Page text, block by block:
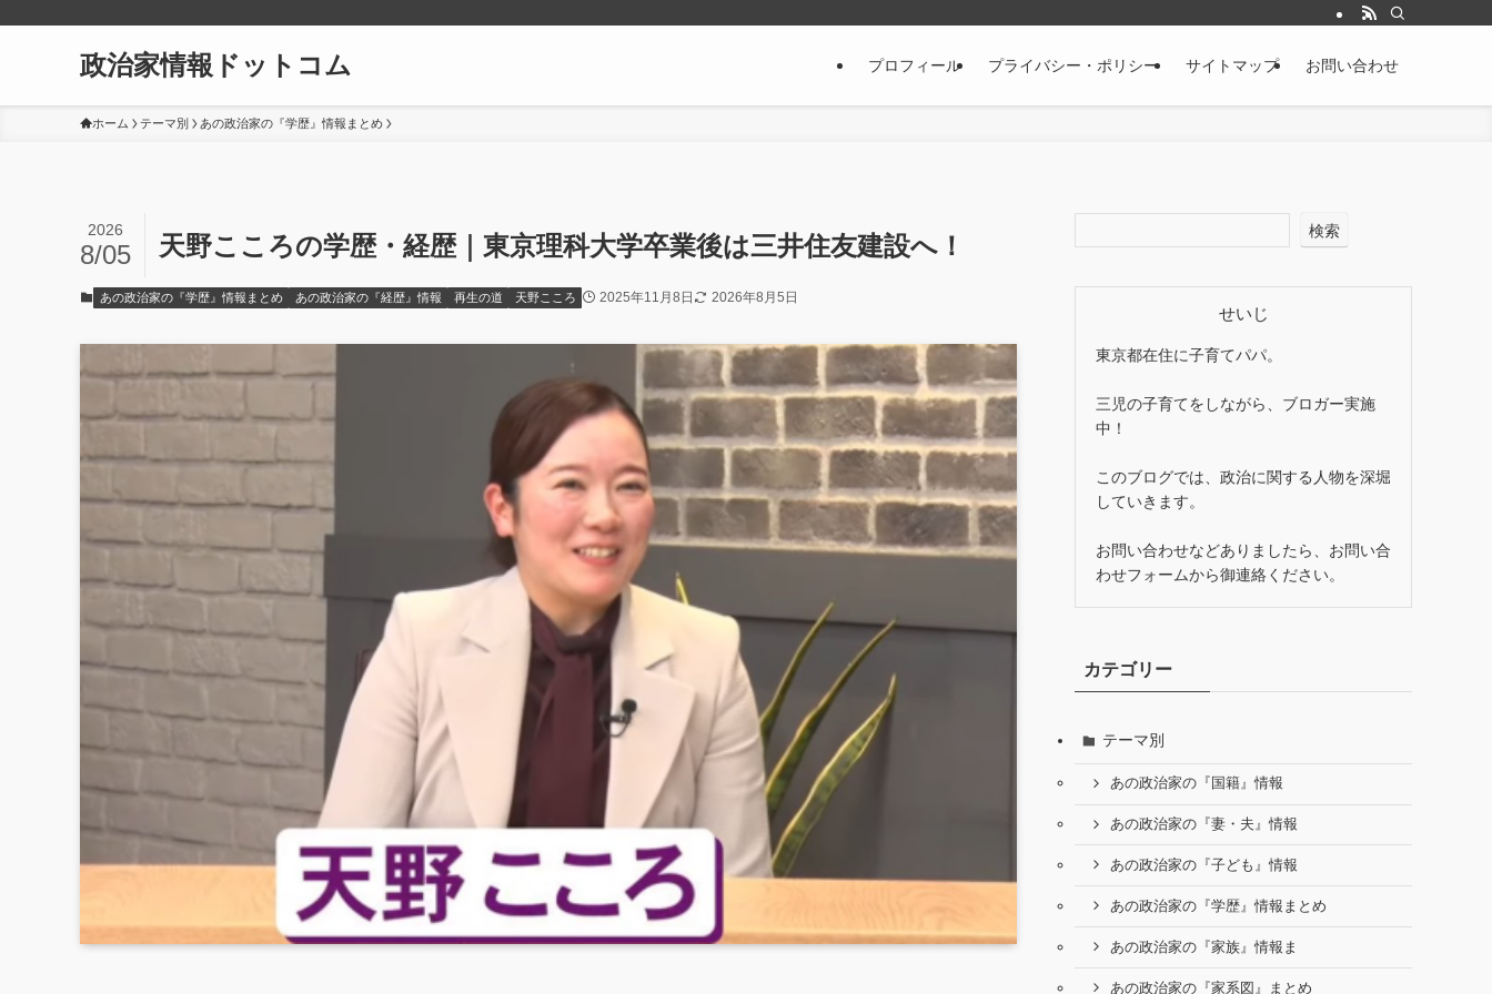
政治家情報ドットコム プロフィール プライバシー・ポリシー サイトマップ お問い合わせ
ホーム テーマ別 あの政治家の『学歴』情報まとめ
天野こころの学歴・経歴｜東京理科大学卒業後は三井住友建設へ！
2026
8/05
あの政治家の『学歴』情報まとめ あの政治家の『経歴』情報 再生の道 天野こころ 2025年11月8日 2026年8月5日
検索
せいじ
東京都在住に子育てパパ。
三児の子育てをしながら、ブロガー実施
中！
このブログでは、政治に関する人物を深堀
していきます。
お問い合わせなどありましたら、お問い合
わせフォームから御連絡ください。
カテゴリー
テーマ別
あの政治家の『国籍』情報
あの政治家の『妻・夫』情報
あの政治家の『子ども』情報
あの政治家の『学歴』情報まとめ
あの政治家の『家族』情報ま
あの政治家の『家系図』まとめ